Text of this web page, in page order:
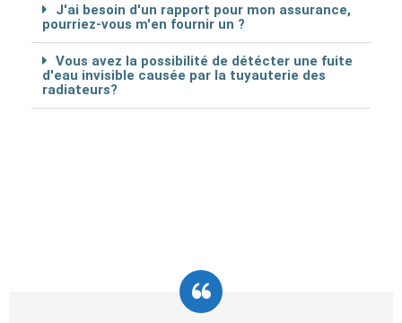
J'ai besoin d'un rapport pour mon assurance,
pourriez-vous m'en fournir un ?
Vous avez la possibilité de détécter une fuite
d'eau invisible causée par la tuyauterie des
radiateurs?